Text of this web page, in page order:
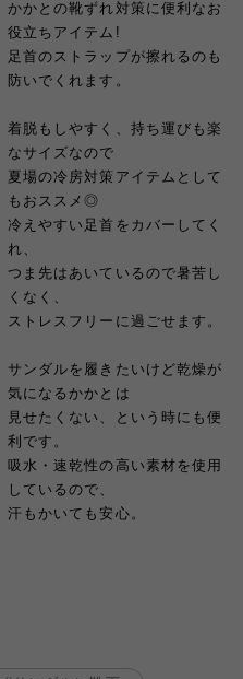
かかとの靴ずれ対策に便利なお
役立ちアイテム!
足首のストラップが擦れるのも
防いでくれます。
着脱もしやすく、持ち運びも楽
なサイズなので
夏場の冷房対策アイテムとして
もおススメ◎
冷えやすい足首をカバーしてく
れ、
つま先はあいているので暑苦し
くなく、
ストレスフリーに過ごせます。
サンダルを履きたいけど乾燥が
気になるかかとは
見せたくない、という時にも便
利です。
吸水・速乾性の高い素材を使用
しているので、
汗もかいても安心。